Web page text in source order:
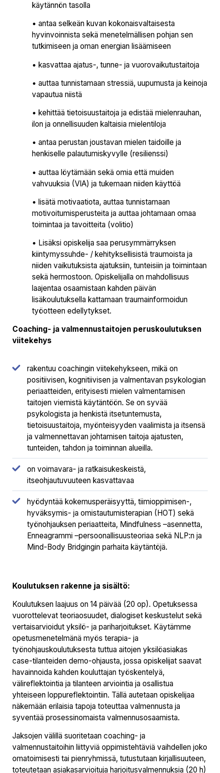
käytännön tasolla
• antaa selkeän kuvan kokonaisvaltaisesta
hyvinvoinnista sekä menetelmällisen pohjan sen
tutkimiseen ja oman energian lisäämiseen
• kasvattaa ajatus-, tunne- ja vuorovaikutustaitoja
• auttaa tunnistamaan stressiä, uupumusta ja keinoja
vapautua niistä
• kehittää tietoisuustaitoja ja edistää mielenrauhan,
ilon ja onnellisuuden kaltaisia mielentiloja
• antaa perustan joustavan mielen taidoille ja
henkiselle palautumiskyvylle (resilienssi)
• auttaa löytämään sekä omia että muiden
vahvuuksia (VIA) ja tukemaan niiden käyttöä
• lisätä motivaatiota, auttaa tunnistamaan
motivoitumisperusteita ja auttaa johtamaan omaa
toimintaa ja tavoitteita (volitio)
• Lisäksi opiskelija saa perusymmärryksen
kiintymyssuhde- / kehityksellisistä traumoista ja
niiden vaikutuksista ajatuksiin, tunteisiin ja toimintaan
sekä hermostoon. Opiskelijalla on mahdollisuus
laajentaa osaamistaan kahden päivän
lisäkoulutuksella kattamaan traumainformoidun
työotteen edellytykset.
Coaching- ja valmennustaitojen peruskoulutuksen
viitekehys
rakentuu coachingin viitekehykseen, mikä on
positiivisen, kognitiivisen ja valmentavan psykologian
periaatteiden, erityisesti mielen valmentamisen
taitojen viemistä käytäntöön. Se on syvää
psykologista ja henkistä itsetuntemusta,
tietoisuustaitoja, myönteisyyden vaalimista ja itsensä
ja valmennettavan johtamisen taitoja ajatusten,
tunteiden, tahdon ja toiminnan alueilla.
on voimavara- ja ratkaisukeskeistä,
itseohjautuvuuteen kasvattavaa
hyödyntää kokemusperäisyyttä, tiimioppimisen-,
hyväksymis- ja omistautumisterapian (HOT) sekä
työnohjauksen periaatteita, Mindfulness –asennetta,
Enneagrammi –persoonallisuusteoriaa sekä NLP:n ja
Mind-Body Bridgingin parhaita käytäntöjä.
Koulutuksen rakenne ja sisältö:
Koulutuksen laajuus on 14 päivää (20 op). Opetuksessa
vuorottelevat teoriaosuudet, dialogiset keskustelut sekä
vertaisarvioidut yksilö- ja pariharjoitukset. Käytämme
opetusmenetelmänä myös terapia- ja
työnohjauskoulutuksesta tuttua aitojen yksilöasiakas
case-tilanteiden demo-ohjausta, jossa opiskelijat saavat
havainnoida kahden kouluttajan työskentelyä,
välireflektointia ja tilanteen arviointia ja osallistua
yhteiseen loppureflektointiin. Tällä autetaan opiskelijaa
näkemään erilaisia tapoja toteuttaa valmennusta ja
syventää prosessinomaista valmennusosaamista.
Jaksojen välillä suoritetaan coaching- ja
valmennustaitoihin liittyviä oppimistehtäviä vaihdellen joko
omatoimisesti tai pienryhmissä, tutustutaan kirjallisuuteen,
toteutetaan asiakasarvioituja harjoitusvalmennuksia (20 h)